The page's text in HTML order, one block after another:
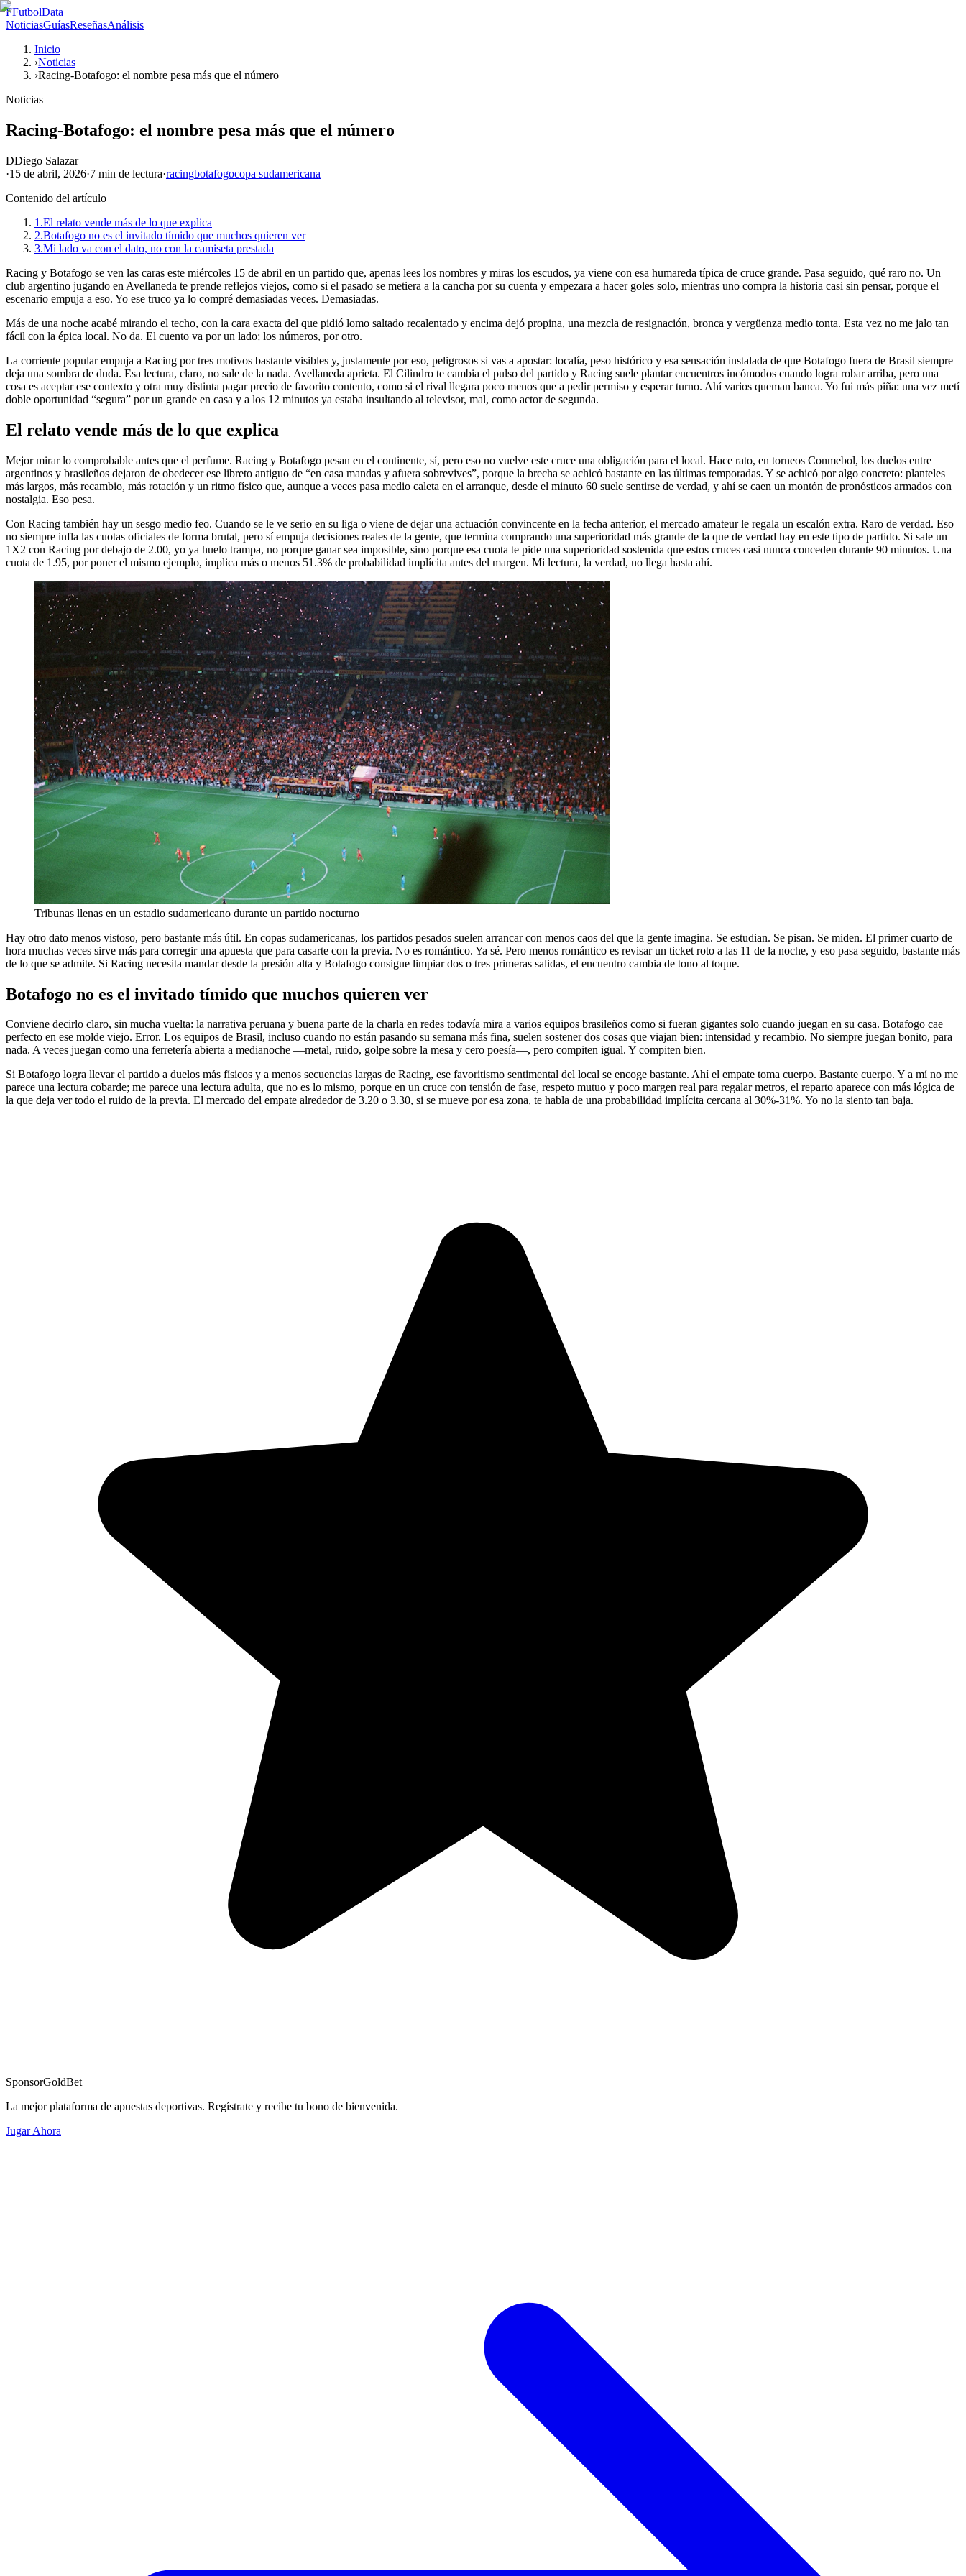
FFutbolData
NoticiasGuíasReseñasAnálisis
Inicio
›Noticias
›Racing-Botafogo: el nombre pesa más que el número
Noticias
Racing-Botafogo: el nombre pesa más que el número
DDiego Salazar
·15 de abril, 2026·7 min de lectura·racingbotafogocopa sudamericana
Contenido del artículo
1.El relato vende más de lo que explica
2.Botafogo no es el invitado tímido que muchos quieren ver
3.Mi lado va con el dato, no con la camiseta prestada
Racing y Botafogo se ven las caras este miércoles 15 de abril en un partido que, apenas lees los nombres y miras los escudos, ya viene con esa humareda típica de cruce grande. Pasa seguido, qué raro no. Un
club argentino jugando en Avellaneda te prende reflejos viejos, como si el pasado se metiera a la cancha por su cuenta y empezara a hacer goles solo, mientras uno compra la historia casi sin pensar, porque el
escenario empuja a eso. Yo ese truco ya lo compré demasiadas veces. Demasiadas.
Más de una noche acabé mirando el techo, con la cara exacta del que pidió lomo saltado recalentado y encima dejó propina, una mezcla de resignación, bronca y vergüenza medio tonta. Esta vez no me jalo tan
fácil con la épica local. No da. El cuento va por un lado; los números, por otro.
La corriente popular empuja a Racing por tres motivos bastante visibles y, justamente por eso, peligrosos si vas a apostar: localía, peso histórico y esa sensación instalada de que Botafogo fuera de Brasil siempre
deja una sombra de duda. Esa lectura, claro, no sale de la nada. Avellaneda aprieta. El Cilindro te cambia el pulso del partido y Racing suele plantar encuentros incómodos cuando logra robar arriba, pero una
cosa es aceptar ese contexto y otra muy distinta pagar precio de favorito contento, como si el rival llegara poco menos que a pedir permiso y esperar turno. Ahí varios queman banca. Yo fui más piña: una vez metí
doble oportunidad “segura” por un grande en casa y a los 12 minutos ya estaba insultando al televisor, mal, como actor de segunda.
El relato vende más de lo que explica
Mejor mirar lo comprobable antes que el perfume. Racing y Botafogo pesan en el continente, sí, pero eso no vuelve este cruce una obligación para el local. Hace rato, en torneos Conmebol, los duelos entre
argentinos y brasileños dejaron de obedecer ese libreto antiguo de “en casa mandas y afuera sobrevives”, porque la brecha se achicó bastante en las últimas temporadas. Y se achicó por algo concreto: planteles
más largos, más recambio, más rotación y un ritmo físico que, aunque a veces pasa medio caleta en el arranque, desde el minuto 60 suele sentirse de verdad, y ahí se caen un montón de pronósticos armados con
nostalgia. Eso pesa.
Con Racing también hay un sesgo medio feo. Cuando se le ve serio en su liga o viene de dejar una actuación convincente en la fecha anterior, el mercado amateur le regala un escalón extra. Raro de verdad. Eso
no siempre infla las cuotas oficiales de forma brutal, pero sí empuja decisiones reales de la gente, que termina comprando una superioridad más grande de la que de verdad hay en este tipo de partido. Si sale un
1X2 con Racing por debajo de 2.00, yo ya huelo trampa, no porque ganar sea imposible, sino porque esa cuota te pide una superioridad sostenida que estos cruces casi nunca conceden durante 90 minutos. Una
cuota de 1.95, por poner el mismo ejemplo, implica más o menos 51.3% de probabilidad implícita antes del margen. Mi lectura, la verdad, no llega hasta ahí.
Tribunas llenas en un estadio sudamericano durante un partido nocturno
Hay otro dato menos vistoso, pero bastante más útil. En copas sudamericanas, los partidos pesados suelen arrancar con menos caos del que la gente imagina. Se estudian. Se pisan. Se miden. El primer cuarto de
hora muchas veces sirve más para corregir una apuesta que para casarte con la previa. No es romántico. Ya sé. Pero menos romántico es revisar un ticket roto a las 11 de la noche, y eso pasa seguido, bastante más
de lo que se admite. Si Racing necesita mandar desde la presión alta y Botafogo consigue limpiar dos o tres primeras salidas, el encuentro cambia de tono al toque.
Botafogo no es el invitado tímido que muchos quieren ver
Conviene decirlo claro, sin mucha vuelta: la narrativa peruana y buena parte de la charla en redes todavía mira a varios equipos brasileños como si fueran gigantes solo cuando juegan en su casa. Botafogo cae
perfecto en ese molde viejo. Error. Los equipos de Brasil, incluso cuando no están pasando su semana más fina, suelen sostener dos cosas que viajan bien: intensidad y recambio. No siempre juegan bonito, para
nada. A veces juegan como una ferretería abierta a medianoche —metal, ruido, golpe sobre la mesa y cero poesía—, pero compiten igual. Y compiten bien.
Si Botafogo logra llevar el partido a duelos más físicos y a menos secuencias largas de Racing, ese favoritismo sentimental del local se encoge bastante. Ahí el empate toma cuerpo. Bastante cuerpo. Y a mí no me
parece una lectura cobarde; me parece una lectura adulta, que no es lo mismo, porque en un cruce con tensión de fase, respeto mutuo y poco margen real para regalar metros, el reparto aparece con más lógica de
la que deja ver todo el ruido de la previa. El mercado del empate alrededor de 3.20 o 3.30, si se mueve por esa zona, te habla de una probabilidad implícita cercana al 30%-31%. Yo no la siento tan baja.
SponsorGoldBet
La mejor plataforma de apuestas deportivas. Regístrate y recibe tu bono de bienvenida.
Jugar Ahora